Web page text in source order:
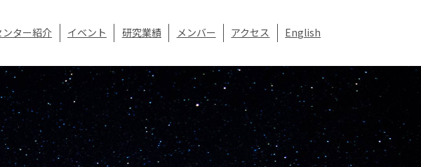
ンター紹介 イベント 研究業績 メンバー アクセス English